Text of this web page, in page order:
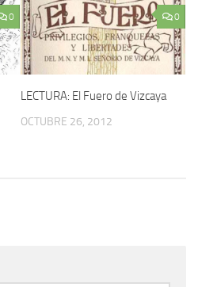
0 0
LECTURA: El Fuero de Vizcaya
OCTUBRE 26, 2012